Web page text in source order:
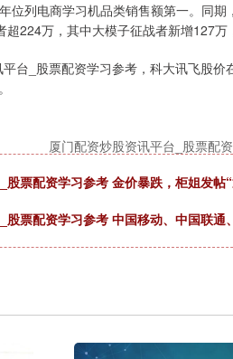
位列电商学习机品类销售额第一。同
224万，其中大模子征战者新增127万
台_股票配资学习参考，科大讯飞股
厦门配资炒股资讯平台_股票配
股票配资学习参考 金价暴跌，柜姐发帖
股票配资学习参考 中国移动、中国联通